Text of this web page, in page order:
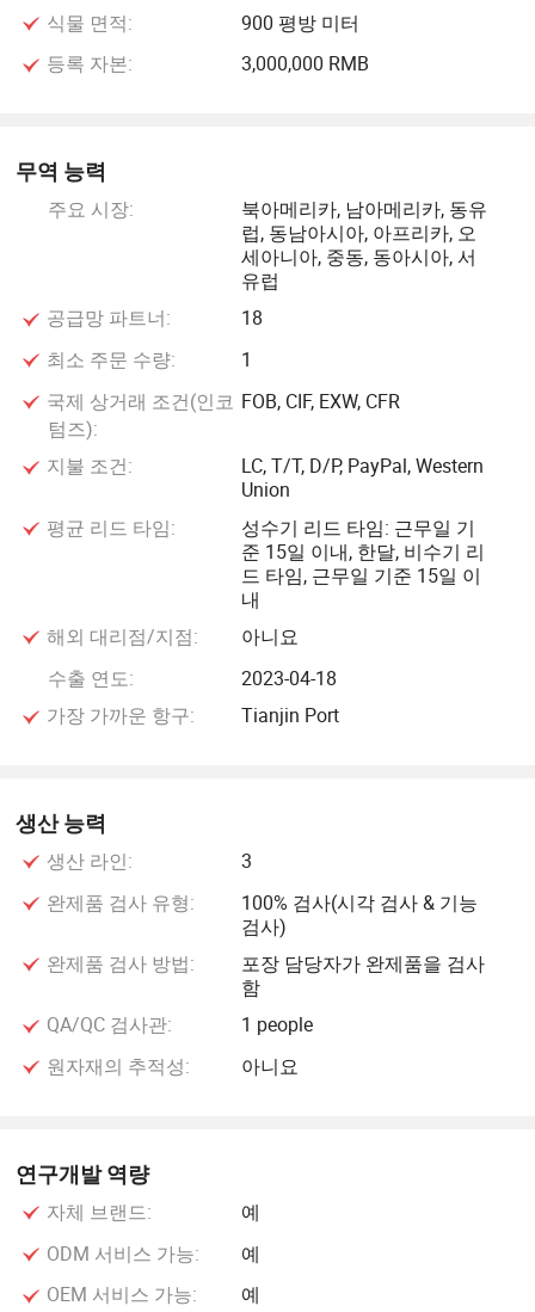
당사의 와이어 메쉬 기계는 국가
우리는 계약을 하고 기업에 약속을 지킨다. 우리 공장은
슈퍼 품질로 높은 명성을 얻었고 완벽한 애프터 서비스를 제
식물 면적:
900 평방 미터
등록 자본:
3,000,000 RMB
무역 능력
주요 시장:
북아메리카, 남아메리카, 동유
럽, 동남아시아, 아프리카, 오
세아니아, 중동, 동아시아, 서
유럽
공급망 파트너:
18
최소 주문 수량:
1
국제 상거래 조건(인코
텀즈):
FOB, CIF, EXW, CFR
지불 조건:
LC, T/T, D/P, PayPal, Western
Union
평균 리드 타임:
성수기 리드 타임: 근무일 기
준 15일 이내, 한달, 비수기 리
드 타임, 근무일 기준 15일 이
내
해외 대리점/지점:
아니요
수출 연도:
2023-04-18
가장 가까운 항구:
Tianjin Port
생산 능력
생산 라인:
3
완제품 검사 유형:
100% 검사(시각 검사 & 기능
검사)
완제품 검사 방법:
포장 담당자가 완제품을 검사
함
QA/QC 검사관:
1 people
원자재의 추적성:
아니요
연구개발 역량
자체 브랜드:
예
ODM 서비스 가능:
예
OEM 서비스 가능:
예